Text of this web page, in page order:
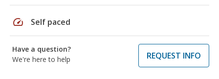
speed Self paced
Have a question?
We're here to help
REQUEST INFO